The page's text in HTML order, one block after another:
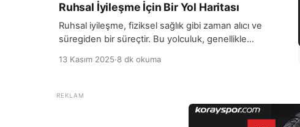
Ruhsal İyileşme İçin Bir Yol Haritası
Ruhsal iyileşme, fiziksel sağlık gibi zaman alıcı ve
süregiden bir süreçtir. Bu yolculuk, genellikle
duygusal durumumuzu fark etmemiz gerekir.
Kendimizi ve hislerimizi doğru şekilde tanımak,
iyileşme sürecinin ilk adımıdır. Bu farkındalık, kişi için
13 Kasım 2025·8 dk okuma